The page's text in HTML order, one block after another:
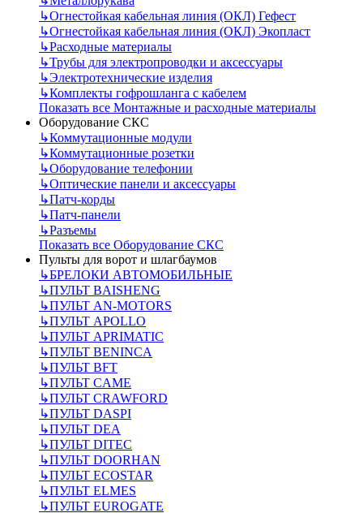
↳Огнестойкая кабельная линия (ОКЛ) Гефест
↳Огнестойкая кабельная линия (ОКЛ) Экопласт
↳Расходные материалы
↳Трубы для электропроводки и аксессуары
↳Электротехнические изделия
↳Комплекты гофрошланга с кабелем
Показать все Монтажные и расходные материалы
Оборудование СКС
↳Коммутационные модули
↳Коммутационные розетки
↳Оборудование телефонии
↳Оптические панели и аксессуары
↳Патч-корды
↳Патч-панели
↳Разъемы
Показать все Оборудование СКС
Пульты для ворот и шлагбаумов
↳БРЕЛОКИ АВТОМОБИЛЬНЫЕ
↳ПУЛЬТ BAISHENG
↳ПУЛЬТ AN-MOTORS
↳ПУЛЬТ APOLLO
↳ПУЛЬТ APRIMATIC
↳ПУЛЬТ BENINCA
↳ПУЛЬТ BFT
↳ПУЛЬТ CAME
↳ПУЛЬТ CRAWFORD
↳ПУЛЬТ DASPI
↳ПУЛЬТ DEA
↳ПУЛЬТ DITEC
↳ПУЛЬТ DOORHAN
↳ПУЛЬТ ECOSTAR
↳ПУЛЬТ ELMES
↳ПУЛЬТ EUROGATE